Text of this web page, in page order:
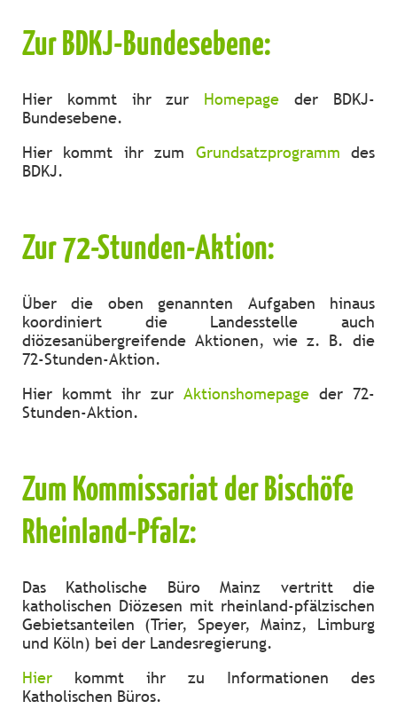
Zur BDKJ-Bundesebene:
Hier kommt ihr zur Homepage der BDKJ-
Bundesebene.
Hier kommt ihr zum Grundsatzprogramm des
BDKJ.
Zur 72-Stunden-Aktion:
Über die oben genannten Aufgaben hinaus
koordiniert die Landesstelle auch
diözesanübergreifende Aktionen, wie z. B. die
72-Stunden-Aktion.
Hier kommt ihr zur Aktionshomepage der 72-
Stunden-Aktion.
Zum Kommissariat der Bischöfe
Rheinland-Pfalz:
Das Katholische Büro Mainz vertritt die
katholischen Diözesen mit rheinland-pfälzischen
Gebietsanteilen (Trier, Speyer, Mainz, Limburg
und Köln) bei der Landesregierung.
Hier kommt ihr zu Informationen des
Katholischen Büros.